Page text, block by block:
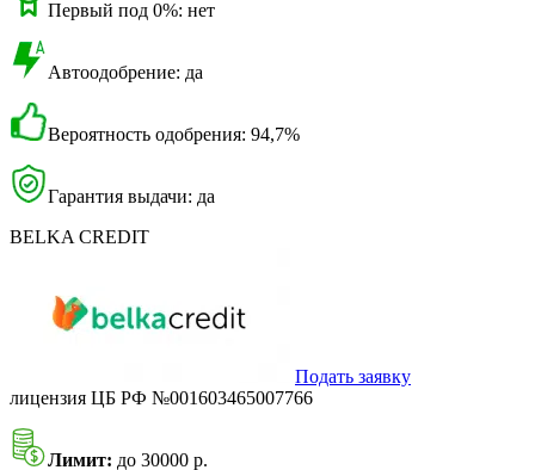
Первый под 0%: нет
Автоодобрение: да
Вероятность одобрения: 94,7%
Гарантия выдачи: да
BELKA CREDIT
Подать заявку
лицензия ЦБ РФ №001603465007766
Лимит: до 30000 р.